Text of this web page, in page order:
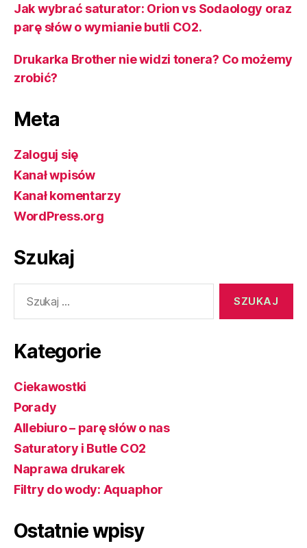
Jak wybrać saturator: Orion vs Sodaology oraz
parę słów o wymianie butli CO2.
Drukarka Brother nie widzi tonera? Co możemy
zrobić?
Meta
Zaloguj się
Kanał wpisów
Kanał komentarzy
WordPress.org
Szukaj
Kategorie
Ciekawostki
Porady
Allebiuro – parę słów o nas
Saturatory i Butle CO2
Naprawa drukarek
Filtry do wody: Aquaphor
Ostatnie wpisy